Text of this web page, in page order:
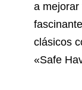
a mejorar
clásicos
«Safe